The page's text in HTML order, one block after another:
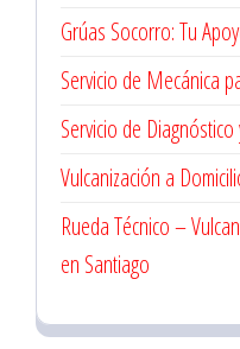
Grúas Socorro: Tu
Servicio de Mecánica
Servicio de
Vulcanización a
Rueda Técnico –
en Santiago